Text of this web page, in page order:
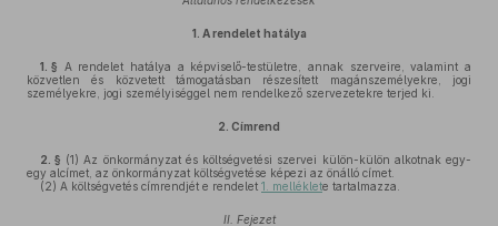
1. A rendelet hatálya
1. § A rendelet hatálya a képviselő-testületre, annak szerveire, valamint a
közvetlen és közvetett támogatásban részesített magánszemélyekre, jogi
személyekre, jogi személyiséggel nem rendelkező szervezetekre terjed ki.
2. Címrend
2. § (1) Az önkormányzat és költségvetési szervei külön-külön alkotnak egy-
egy alcímet, az önkormányzat költségvetése képezi az önálló címet.
(2) A költségvetés címrendjét e rendelet 1. melléklete tartalmazza.
II. Fejezet